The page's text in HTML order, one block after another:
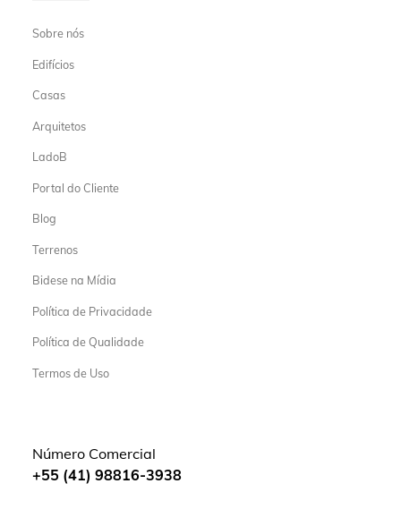
Número Comercial
+55 (41) 98816-3938
Sobre nós
Edifícios
Casas
Arquitetos
LadoB
Portal do Cliente
Blog
Terrenos
Bidese na Mídia
Política de Privacidade
Política de Qualidade
Termos de Uso